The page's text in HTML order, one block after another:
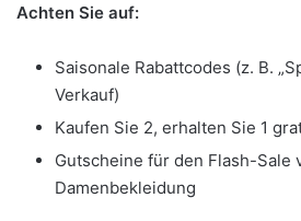
Achten Sie auf:
Saisonale Rabattcodes (z. B.
Verkauf)
Kaufen Sie 2, erhalten Sie 1
Gutscheine für den Flash-Sale
Damenbekleidung